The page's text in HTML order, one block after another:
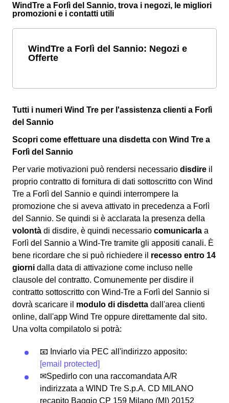
WindTre a Forlì del Sannio, trova i negozi, le migliori
promozioni e i contatti utili
WindTre a Forlì del Sannio: Negozi e
Offerte
Tutti i numeri Wind Tre per l'assistenza clienti a Forlì
del Sannio
Scopri come effettuare una disdetta con Wind Tre a
Forlì del Sannio
Per varie motivazioni può rendersi necessario disdire il
proprio contratto di fornitura di dati sottoscritto con Wind
Tre a Forlì del Sannio e quindi interrompere la
promozione che si aveva attivato in precedenza a Forlì
del Sannio. Se quindi si è acclarata la presenza della
volontà di disdire, è quindi necessario comunicarla a
Forlì del Sannio a Wind-Tre tramite gli appositi canali. È
bene ricordare che si può richiedere il recesso entro 14
giorni dalla data di attivazione come incluso nelle
clausole del contratto. Comunemente per disdire il
contratto sottoscritto con Wind-Tre a Forlì del Sannio si
dovrà scaricare il modulo di disdetta dall'area clienti
online, dall'app Wind Tre oppure direttamente dal sito.
Una volta compilatolo si potrà:
📧 Inviarlo via PEC all'indirizzo apposito:
[email protected]
✉Spedirlo con una raccomandata A/R
indirizzata a WIND Tre S.p.A. CD MILANO
recapito Baggio CP 159 Milano (MI) 20152